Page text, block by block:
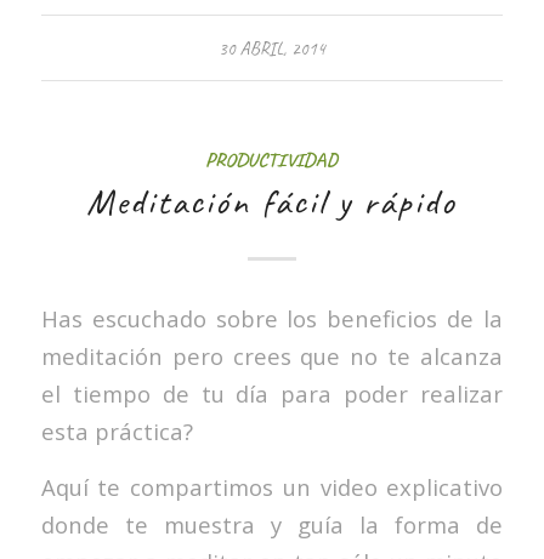
30 ABRIL, 2014
PRODUCTIVIDAD
Meditación fácil y rápido
Has escuchado sobre los beneficios de la
meditación pero crees que no te alcanza
el tiempo de tu día para poder realizar
esta práctica?
Aquí te compartimos un video explicativo
donde te muestra y guía la forma de